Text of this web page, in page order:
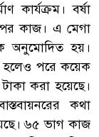
কার্যক্রম। বর্ষা
কাজ। এ মেগা
অনুমোদিত হয়।
হলেও পরে কয়েক
করা হয়েছে।
কথা
৬৫ ভাগ কাজ